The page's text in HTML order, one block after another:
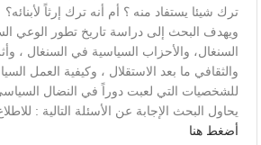
ترك شيئا يستفاد منه ؟ أم أنه ترك إرثاً لأبنائه؟
ويهدف البحث إلى دراسة تاريخ تطور الوعي
السنغال، والأحزاب السياسية في السنغال ،
والثقافي ما بعد الاستقلال ، وكيفية العمل
للشخصيات التي لعبت دوراً في النضال
يحاول البحث الإجابة عن الأسئلة التالية :
أضغط هنا